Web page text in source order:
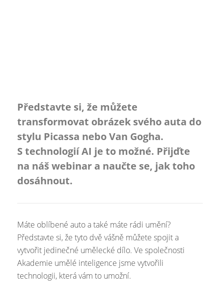
Představte si, že můžete
transformovat obrázek svého auta do
stylu Picassa nebo Van Gogha.
S technologií AI je to možné. Přijďte
na náš webinar a naučte se, jak toho
dosáhnout.
Máte oblíbené auto a také máte rádi umění?
Představte si, že tyto dvě vášně můžete spojit a
vytvořit jedinečné umělecké dílo. Ve společnosti
Akademie umělé inteligence jsme vytvořili
technologii, která vám to umožní.